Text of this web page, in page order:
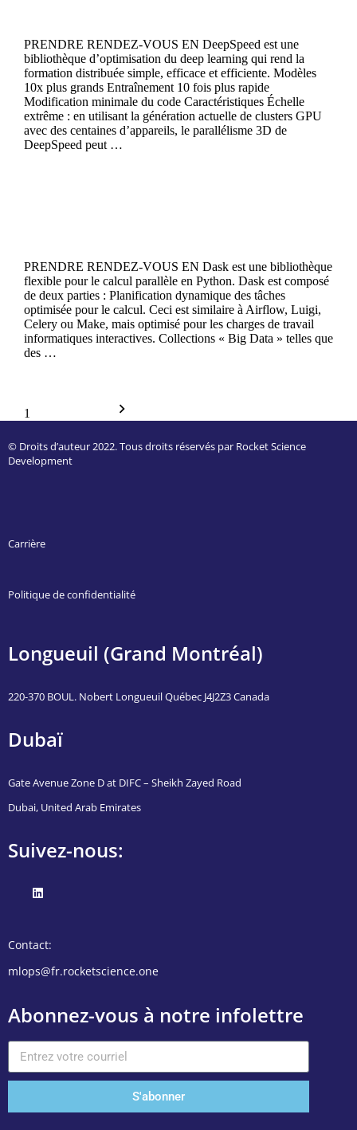
PRENDRE RENDEZ-VOUS EN DeepSpeed est une
bibliothèque d’optimisation du deep learning qui rend la
formation distribuée simple, efficace et efficiente. Modèles
10x plus grands Entraînement 10 fois plus rapide
Modification minimale du code Caractéristiques Échelle
extrême : en utilisant la génération actuelle de clusters GPU
avec des centaines d’appareils, le parallélisme 3D de
DeepSpeed peut …
PRENDRE RENDEZ-VOUS EN Dask est une bibliothèque
flexible pour le calcul parallèle en Python. Dask est composé
de deux parties : Planification dynamique des tâches
optimisée pour le calcul. Ceci est similaire à Airflow, Luigi,
Celery ou Make, mais optimisé pour les charges de travail
informatiques interactives. Collections « Big Data » telles que
des …
1
© Droits d’auteur 2022. Tous droits réservés par Rocket Science
Development
Carrière
Politique de confidentialité
Longueuil (Grand Montréal)
220-370 BOUL. Nobert Longueuil Québec J4J2Z3 Canada
Dubaï
Gate Avenue Zone D at DIFC – Sheikh Zayed Road
Dubai, United Arab Emirates
Suivez-nous:
Contact:
mlops@fr.rocketscience.one
Abonnez-vous à notre infolettre
S'abonner